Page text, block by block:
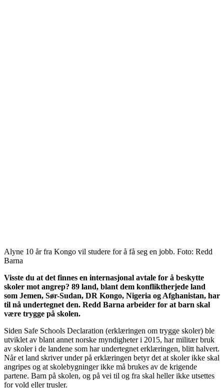
Alyne 10 år fra Kongo vil studere for å få seg en jobb. Foto: Redd
Barna
Visste du at det finnes en internasjonal avtale for å beskytte
skoler mot angrep? 89 land, blant dem konfliktherjede land
som Jemen, Sør-Sudan, DR Kongo, Nigeria og Afghanistan, har
til nå undertegnet den. Redd Barna arbeider for at barn skal
være trygge på skolen.
Siden Safe Schools Declaration (erklæringen om trygge skoler) ble
utviklet av blant annet norske myndigheter i 2015, har militær bruk
av skoler i de landene som har undertegnet erklæringen, blitt halvert.
Når et land skriver under på erklæringen betyr det at skoler ikke skal
angripes og at skolebygninger ikke må brukes av de krigende
partene. Barn på skolen, og på vei til og fra skal heller ikke utsettes
for vold eller trusler.